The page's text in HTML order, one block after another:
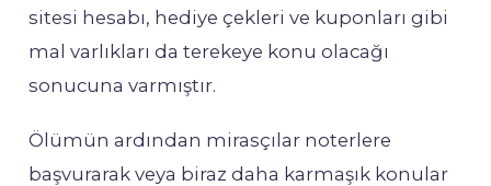
sitesi hesabı, hediye çekleri ve kuponları gibi
mal varlıkları da terekeye konu olacağı
sonucuna varmıştır.
Ölümün ardından mirasçılar noterlere
başvurarak veya biraz daha karmaşık konular